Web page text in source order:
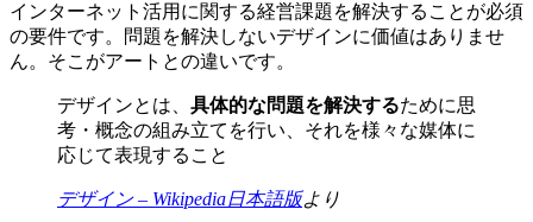
インターネット活用に関する経営課題を解決することが必須
の要件です。問題を解決しないデザインに価値はありませ
ん。そこがアートとの違いです。
デザインとは、 具体的な問題を解決するために思
考・概念の組み立てを行い、それを様々な媒体に
応じて表現すること
デザイン – Wikipedia日本語版より